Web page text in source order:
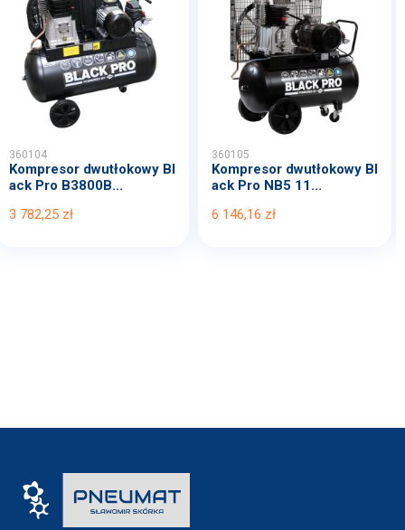
360104
Kompresor dwutłokowy Bl
ack Pro B3800B...
3 782,25 zł
360105
Kompresor dwutłokowy Bl
ack Pro NB5 11...
6 146,16 zł